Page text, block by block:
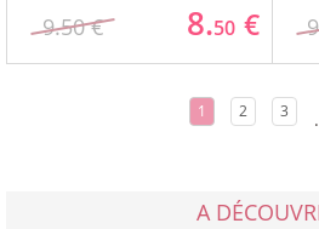
9.50 € 8.50 €
1 2 3
A